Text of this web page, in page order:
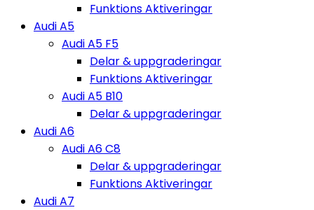
Funktions Aktiveringar
Audi A5
Audi A5 F5
Delar & uppgraderingar
Funktions Aktiveringar
Audi A5 B10
Delar & uppgraderingar
Audi A6
Audi A6 C8
Delar & uppgraderingar
Funktions Aktiveringar
Audi A7